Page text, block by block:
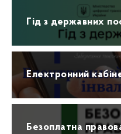
Гід з державних
Електронний
Безоплатна